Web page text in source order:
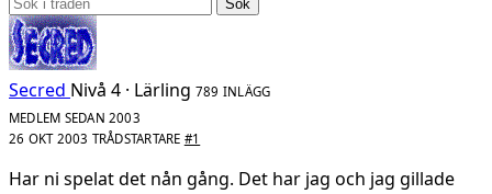
Sök
Secred Nivå 4 · Lärling 789 INLÄGG
MEDLEM SEDAN 2003
26 OKT 2003 TRÅDSTARTARE #1
Har ni spelat det nån gång. Det har jag och jag gillade